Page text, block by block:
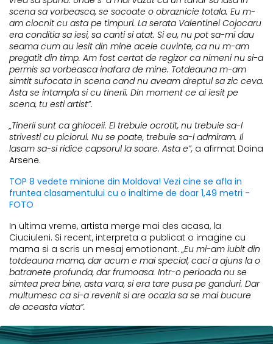
scena sa vorbeasca, se socoate o obraznicie totala. Eu m-
am ciocnit cu asta pe timpuri. La serata Valentinei Cojocaru
era conditia sa iesi, sa canti si atat. Si eu, nu pot sa-mi dau
seama cum au iesit din mine acele cuvinte, ca nu m-am
pregatit din timp. Am fost certat de regizor ca nimeni nu si-a
permis sa vorbeasca inafara de mine. Totdeauna m-am
simtit sufocata in scena cand nu aveam dreptul sa zic ceva.
Asta se intampla si cu tinerii. Din moment ce ai iesit pe
scena, tu esti artist”.
„Tinerii sunt ca ghioceii. El trebuie ocrotit, nu trebuie sa-l
strivesti cu piciorul. Nu se poate, trebuie sa-l admiram. Il
lasam sa-si ridice capsorul la soare. Asta e”, a afirmat Doina
Arsene.
TOP 8 vedete minione din Moldova! Vezi cine se afla in
fruntea clasamentului cu o inaltime de doar 1,49 metri -
FOTO
In ultima vreme, artista merge mai des acasa, la
Ciuciuleni. Si recent, interpreta a publicat o imagine cu
mama si a scris un mesaj emotionant.„Eu mi-am iubit din
totdeauna mama, dar acum e mai special, caci a ajuns la o
batranete profunda, dar frumoasa. Intr-o perioada nu se
simtea prea bine, asta vara, si era tare pusa pe ganduri. Dar
multumesc ca si-a revenit si are ocazia sa se mai bucure
de aceasta viata”.